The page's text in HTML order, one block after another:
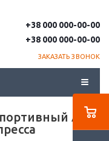
+38 000 000-00-00
+38 000 000-00-00
ЗАКАЗАТЬ ЗВОНОК
АБ